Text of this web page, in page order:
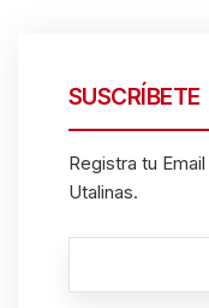
SUSCRÍBETE
Registra tu
Utalinas.